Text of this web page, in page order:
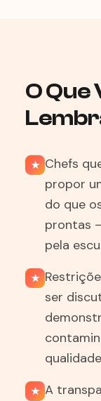
O Que
★ Chefs
propor
do que
prontas
pela
★
ser
★ A